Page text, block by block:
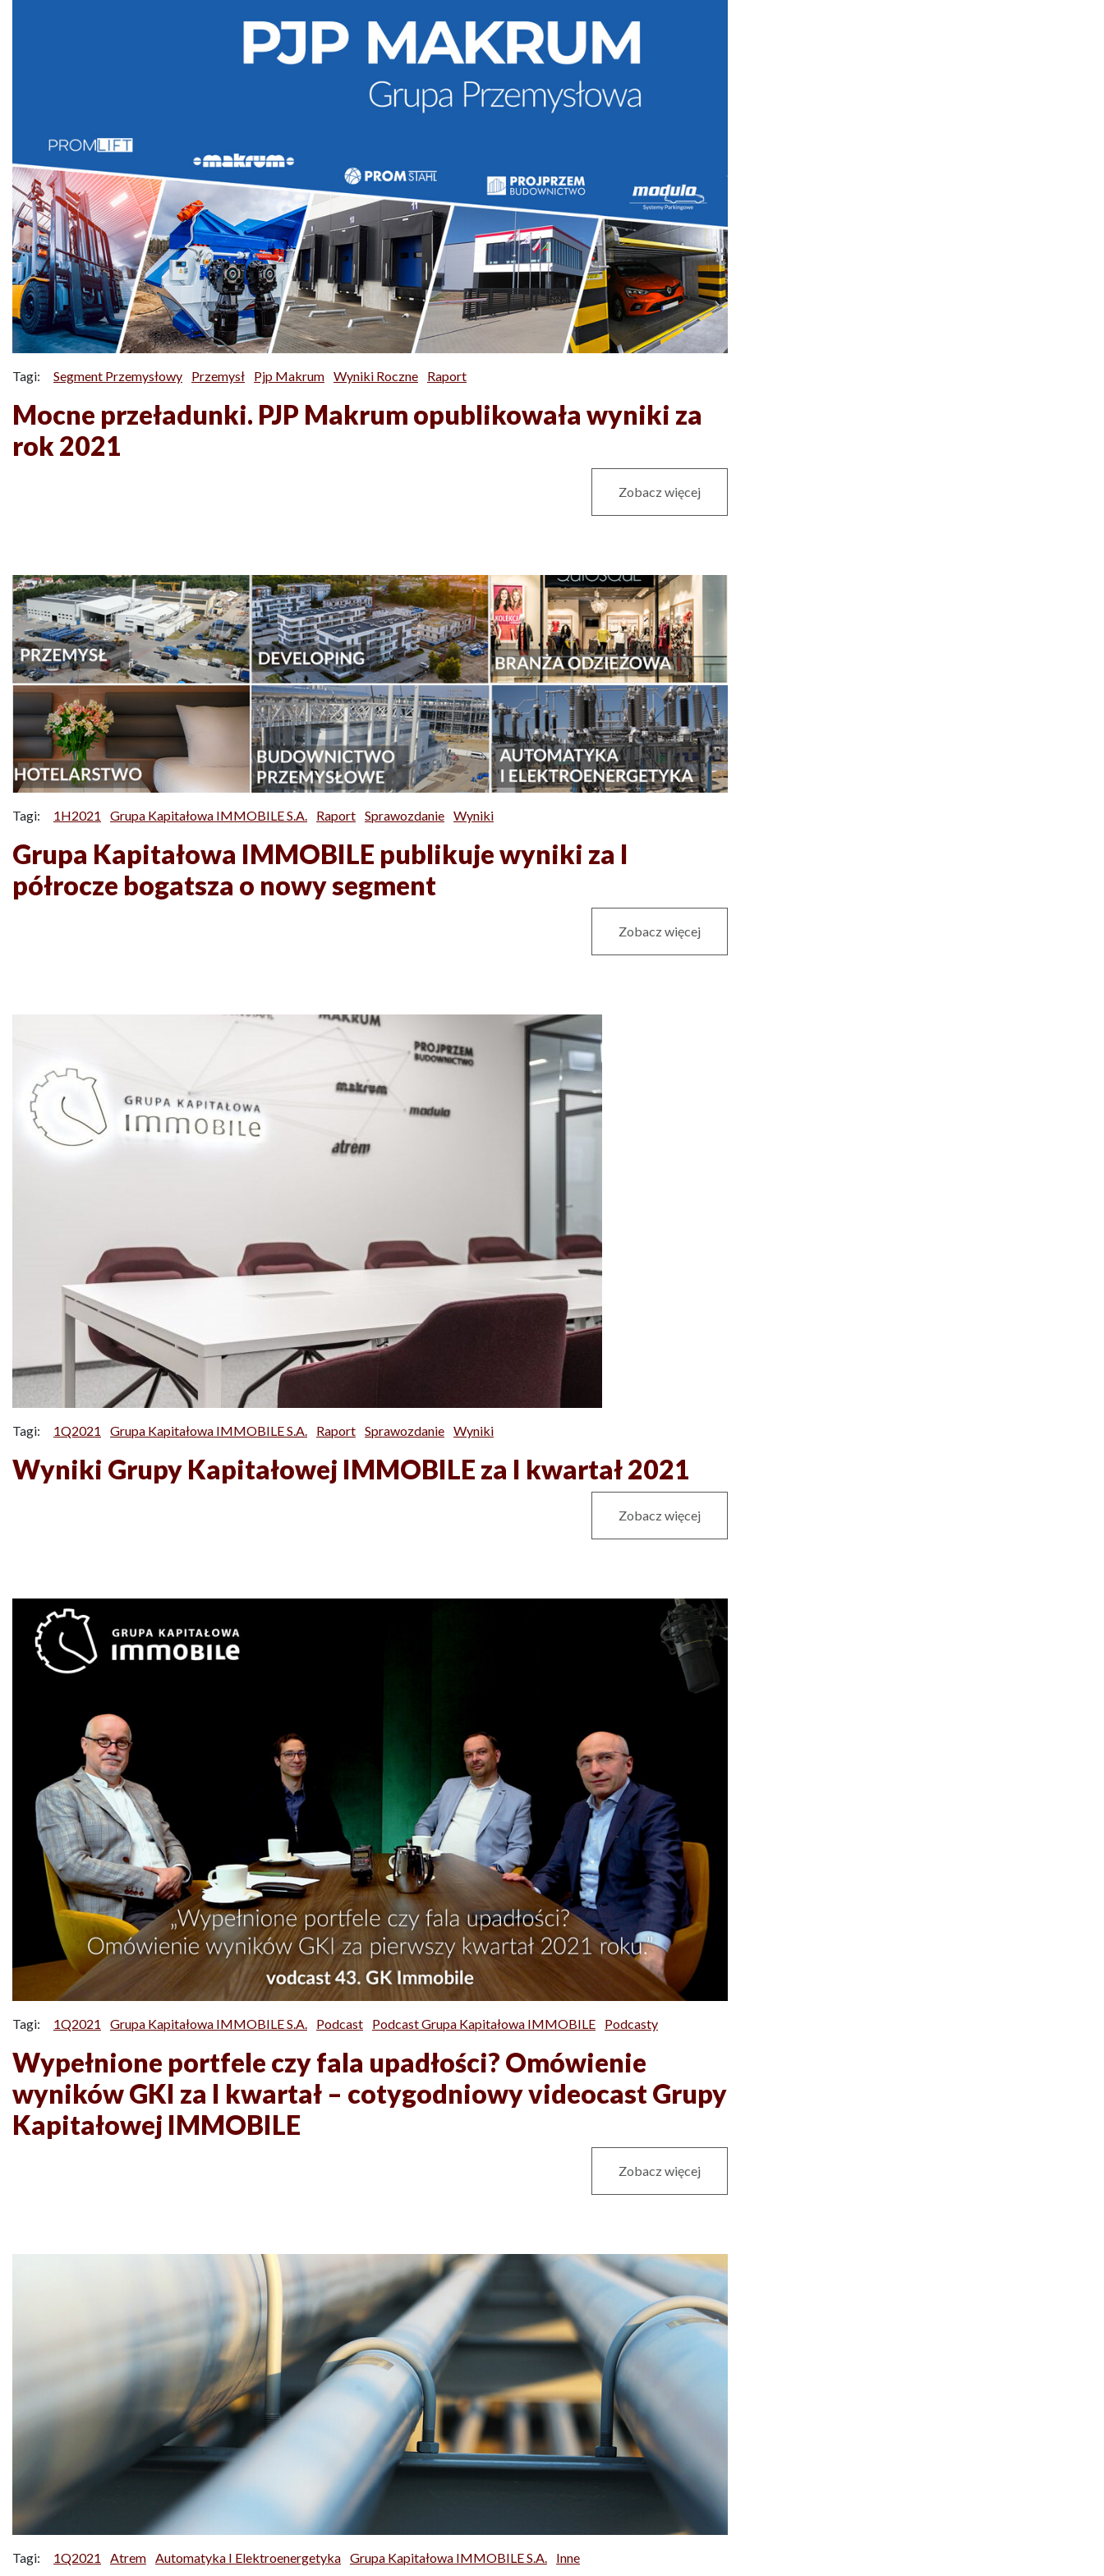
Tagi: Segment Przemysłowy Przemysł Pjp Makrum Wyniki Roczne Raport
Mocne przeładunki. PJP Makrum opublikowała wyniki za
rok 2021
Zobacz więcej
Tagi: 1H2021 Grupa Kapitałowa IMMOBILE S.A. Raport Sprawozdanie Wyniki
Grupa Kapitałowa IMMOBILE publikuje wyniki za I
półrocze bogatsza o nowy segment
Zobacz więcej
Tagi: 1Q2021 Grupa Kapitałowa IMMOBILE S.A. Raport Sprawozdanie Wyniki
Wyniki Grupy Kapitałowej IMMOBILE za I kwartał 2021
Zobacz więcej
Tagi: 1Q2021 Grupa Kapitałowa IMMOBILE S.A. Podcast Podcast Grupa Kapitałowa IMMOBILE Podcasty
Wypełnione portfele czy fala upadłości? Omówienie
wyników GKI za I kwartał – cotygodniowy videocast Grupy
Kapitałowej IMMOBILE
Zobacz więcej
Tagi: 1Q2021 Atrem Automatyka I Elektroenergetyka Grupa Kapitałowa IMMOBILE S.A. Inne